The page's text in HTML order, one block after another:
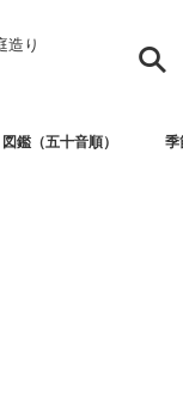
造り
鑑（五十音順） 季